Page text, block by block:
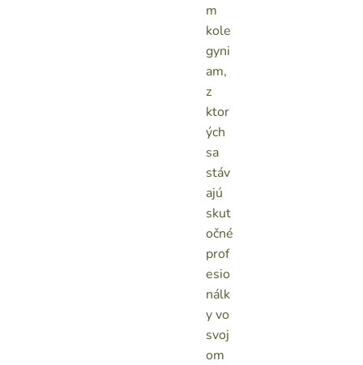
m
kole
gyni
am,
z
ktor
ých
sa
stáv
ajú
skut
očné
prof
esio
nálk
y vo
svoj
om